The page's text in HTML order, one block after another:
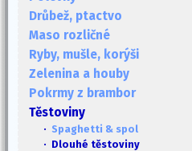
Drůbež, ptactvo
Maso rozličné
Ryby, mušle, korýši
Zelenina a houby
Pokrmy z brambor
Těstoviny
· Spaghetti & spol
· Dlouhé těstoviny